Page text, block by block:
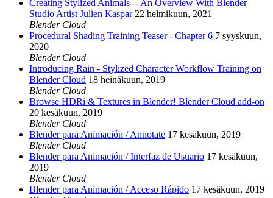
Creating Stylized Animals -- An Overview With Blender
Studio Artist Julien Kaspar 22 helmikuun, 2021
Blender Cloud
Procedural Shading Training Teaser - Chapter 6 7 syyskuun,
2020
Blender Cloud
Introducing Rain - Stylized Character Workflow Training on
Blender Cloud 18 heinäkuun, 2019
Blender Cloud
Browse HDRi & Textures in Blender! Blender Cloud add-on
20 kesäkuun, 2019
Blender Cloud
Blender para Animación / Annotate 17 kesäkuun, 2019
Blender Cloud
Blender para Animación / Interfaz de Usuario 17 kesäkuun,
2019
Blender Cloud
Blender para Animación / Acceso Rápido 17 kesäkuun, 2019